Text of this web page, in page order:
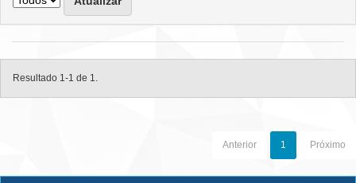
Resultado 1-1 de 1.
Anterior 1 Próximo